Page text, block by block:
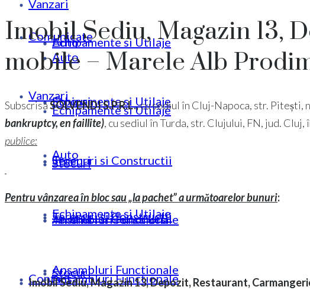
Echipamente si Utilaje
Stocuri
Terenuri si Constructii
Ansambluri Functionale
Contact
Auto
Echipamente si Utilaje
Stocuri
Terenuri si Constructii
Ansambluri Functionale
Vanzari
Auto
Echipamente si Utilaje
Stocuri
Terenuri si Constructii
Ansambluri Functionale
Comunicate
Vanzari
Auto
Echipamente si Utilaje
Stocuri
Imobil Sediu, Magazin 13,
mobile – Marele Alb
SubscrisaSOLVENDI S.P.R.L.,cu sediul în Cluj-Napoca, str. Pitești,
bankruptcy, en faillite), cu sediul în Turda, str. Clujului, FN, jud.
publice:
Pentru vânzarea în bloc sau „la pachet” a următoarelor bunuri:
Imobil Sediu, Magazin 13, Depozit, Restaurant,